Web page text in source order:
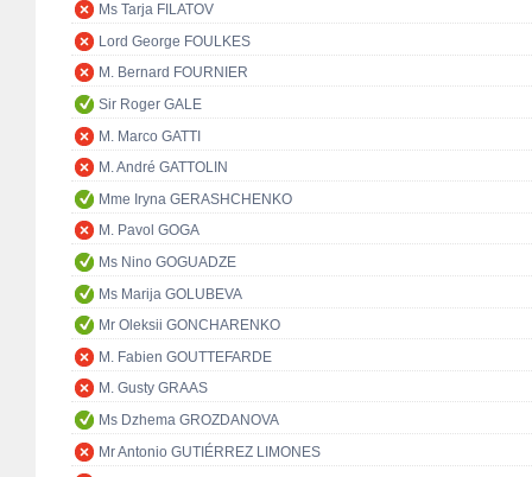
Ms Tarja FILATOV
Lord George FOULKES
M. Bernard FOURNIER
Sir Roger GALE
M. Marco GATTI
M. André GATTOLIN
Mme Iryna GERASHCHENKO
M. Pavol GOGA
Ms Nino GOGUADZE
Ms Marija GOLUBEVA
Mr Oleksii GONCHARENKO
M. Fabien GOUTTEFARDE
M. Gusty GRAAS
Ms Dzhema GROZDANOVA
Mr Antonio GUTIÉRREZ LIMONES